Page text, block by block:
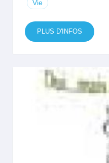
Vie
PLUS D'INFOS